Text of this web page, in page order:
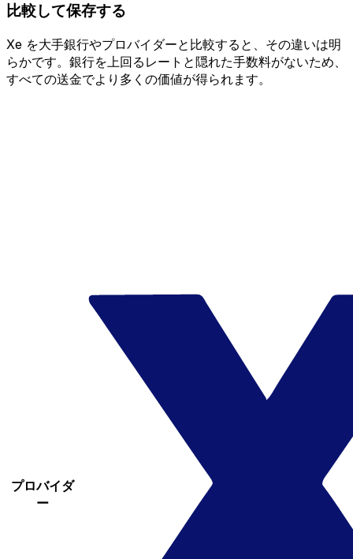
比較して保存する
Xe を大手銀行やプロバイダーと比較すると、その違いは明
らかです。銀行を上回るレートと隠れた手数料がないため、
すべての送金でより多くの価値が得られます。
プロバイダ
ー